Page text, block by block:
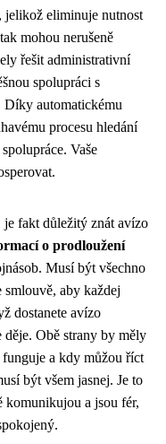
, jelikož eliminuje nutnost
mohou nerušeně
řešit administrativní
spolupráci s
Díky automatickému
procesu hledání
Vaše
fakt důležitý znát avízo
o prodloužení
Musí být všechno
smlouvě, aby každej
dostanete avízo
děje. Obě strany by měly
a kdy můžou říct
být všem jasnej. Je to
a jsou fér,